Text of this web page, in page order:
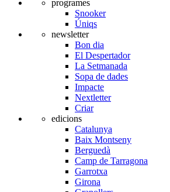
programes
Snooker
Úniqs
newsletter
Bon dia
El Despertador
La Setmanada
Sopa de dades
Impacte
Nextletter
Criar
edicions
Catalunya
Baix Montseny
Berguedà
Camp de Tarragona
Garrotxa
Girona